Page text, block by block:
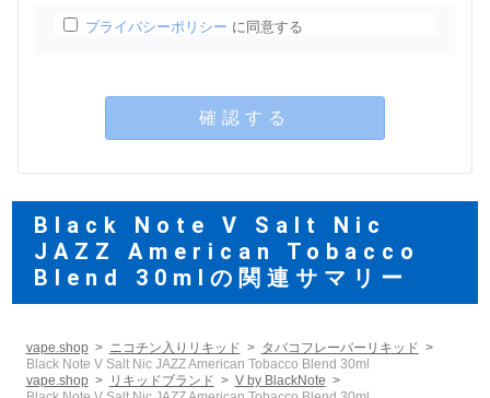
プライバシーポリシー に同意する
確認する
Black Note V Salt Nic
JAZZ American Tobacco
Blend 30mlの関連サマリー
vape.shop ニコチン入りリキッド
タバコフレーバーリキッド
Black Note V Salt Nic JAZZ American Tobacco Blend 30ml
vape.shop
リキッドブランド
V by BlackNote